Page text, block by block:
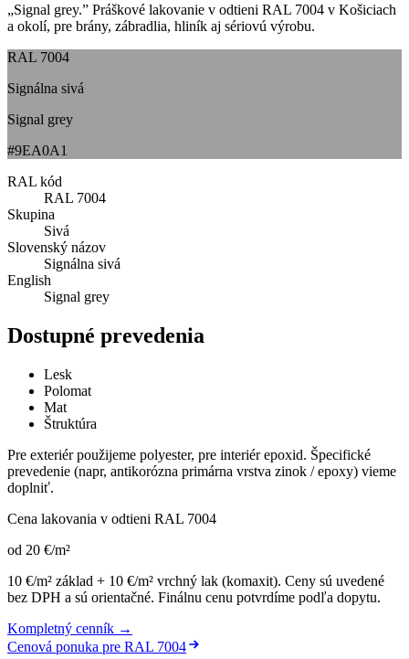
„Signal grey.” Práškové lakovanie v odtieni RAL 7004 v Košiciach
a okolí, pre brány, zábradlia, hliník aj sériovú výrobu.
RAL 7004
Signálna sivá
Signal grey
#9EA0A1
RAL kód
RAL 7004
Skupina
Sivá
Slovenský názov
Signálna sivá
English
Signal grey
Dostupné prevedenia
Lesk
Polomat
Mat
Štruktúra
Pre exteriér použijeme polyester, pre interiér epoxid. Špecifické
prevedenie (napr, antikorózna primárna vrstva zinok / epoxy) vieme
doplniť.
Cena lakovania v odtieni RAL 7004
od 20 €/m²
10 €/m² základ + 10 €/m² vrchný lak (komaxit). Ceny sú uvedené
bez DPH a sú orientačné. Finálnu cenu potvrdíme podľa dopytu.
Kompletný cenník →
Cenová ponuka pre RAL 7004